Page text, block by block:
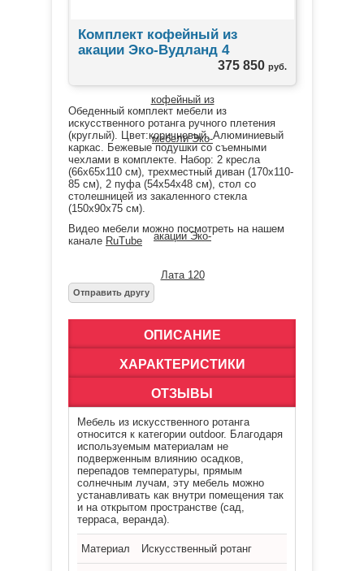
Комплект кофейный из
акации Эко-Вудланд 4
375 850 руб.
Обеденный комплект мебели из
искусственного ротанга ручного плетения
(круглый). Цвет:коричневый. Алюминиевый
каркас. Бежевые подушки со съемными
чехлами в комплекте. Набор: 2 кресла
(66х65х110 см), трехместный диван (170х110-
85 см), 2 пуфа (54х54х48 см), стол со
столешницей из закаленного стекла
(150х90х75 см).
Видео мебели можно посмотреть на нашем
канале RuTube
ОПИСАНИЕ
ХАРАКТЕРИСТИКИ
ОТЗЫВЫ
Мебель из искусственного ротанга
относится к категории outdoor. Благодаря
используемым материалам не
подверженным влиянию осадков,
перепадов температуры, прямым
солнечным лучам, эту мебель можно
устанавливать как внутри помещения так
и на открытом пространстве (сад,
терраса, веранда).
Материал Искусственный ротанг